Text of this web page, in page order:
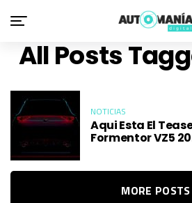
All Posts
NOTICIAS
Aqui Esta El
Formentor VZ5
MORE POSTS